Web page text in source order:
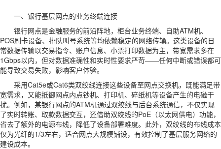
一、银行基层网点的业务终端连接
银行网点是金融服务的前沿阵地，柜台业务终端、自助ATM机、
POS刷卡设备、排队叫号系统等均依赖稳定的网络传输。这类设备的日
常数据传输以交易指令、账户信息、小票打印数据为主，带宽需求多在
1Gbps以内，但对数据准确性和实时性要求严苛——任何中断或错误都可
能导致交易失败，影响客户体验。
采用Cat5e或Cat6类双绞线连接这些设备至网点交换机，既能满足带
宽需求，又能抵御网点内点钞机、打印机、碎纸机等设备产生的电磁干
扰。例如，某银行网点的ATM机通过双绞线与后台系统通信，不仅实现
了实时转账、取款数据交互，还借助双绞线的PoE（以太网供电）功能，
省去了额外的电源布线，降低了设备部署难度。此外，双绞线的布线成本
仅为光纤的1/3左右，适合网点大规模铺设，有效控制了基层服务网络的
建设成本。